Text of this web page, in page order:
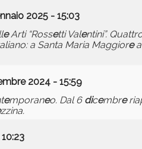
2025 - 15:03
eArti “Rossetti Valentini”.
a Santa Maria Maggiore
2024 - 15:59
emporaneo. Dal 6 dicembre
zzina.